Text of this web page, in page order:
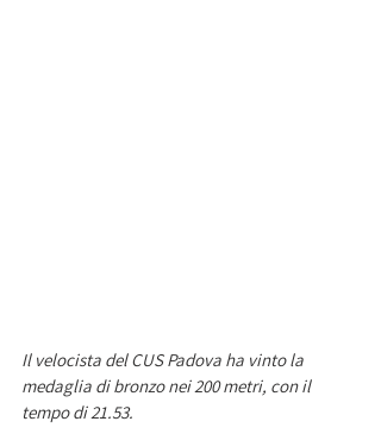
Il velocista del CUS Padova ha vinto la
medaglia di bronzo nei 200 metri, con il
tempo di 21.53.